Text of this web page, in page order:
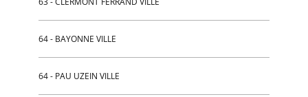
64 - BAYONNE VILLE
64 - PAU UZEIN VILLE